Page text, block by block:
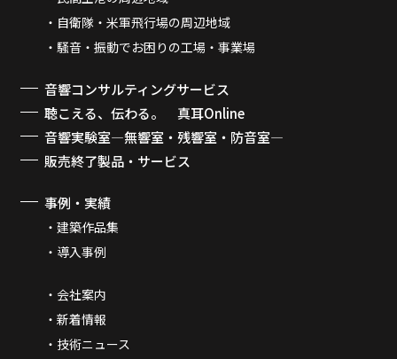
自衛隊・米軍飛行場の周辺地域
騒音・振動でお困りの工場・事業場
音響コンサルティングサービス
聴こえる、伝わる。 真耳Online
音響実験室―無響室・残響室・防音室―
販売終了製品・サービス
事例・実績
建築作品集
導入事例
会社案内
新着情報
技術ニュース